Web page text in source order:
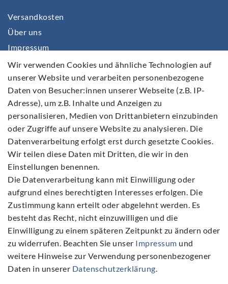
Versandkosten
Über uns
Impressum
Daten­schutz­erklärung
AGB
Barrierefreiheitserklärung
Widerrufs­recht
Kontakt
Vertrag widerrufen
Folgen Sie Uns
Wir verwenden Cookies und ähnliche Technologien auf
unserer Website und verarbeiten personenbezogene
Daten von Besucher:innen unserer Webseite (z.B. IP-
Adresse), um z.B. Inhalte und Anzeigen zu
personalisieren, Medien von Drittanbietern einzubinden
oder Zugriffe auf unsere Website zu analysieren. Die
Datenverarbeitung erfolgt erst durch gesetzte Cookies.
Wir teilen diese Daten mit Dritten, die wir in den
Einstellungen benennen.
Die Datenverarbeitung kann mit Einwilligung oder
aufgrund eines berechtigten Interesses erfolgen. Die
Zustimmung kann erteilt oder abgelehnt werden. Es
besteht das Recht, nicht einzuwilligen und die
Einwilligung zu einem späteren Zeitpunkt zu ändern oder
zu widerrufen. Beachten Sie unser Impressum und
weitere Hinweise zur Verwendung personenbezogener
Daten in unserer Daten­schutz­erklärung.